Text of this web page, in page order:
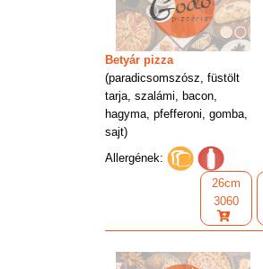
Betyár pizza
(paradicsomszósz, füstölt
tarja, szalámi, bacon,
hagyma, pfefferoni, gomba,
sajt)
Allergének:
26cm
3060